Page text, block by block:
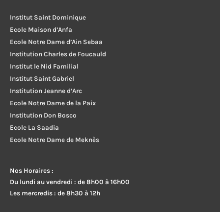
Institut Saint Dominique
Ecole Maison d’Anfa
Ecole Notre Dame d’Ain Sebaa
Institution Charles de Foucauld
Institut le Nid Familial
Institut Saint Gabriel
Institution Jeanne d’Arc
Ecole Notre Dame de la Paix
Institution Don Bosco
Ecole La Saadia
Ecole Notre Dame de Meknès
Nos Horaires :
Du lundi au vendredi : de 8h00 à 16h00
Les mercredis : de 8h30 à 12h